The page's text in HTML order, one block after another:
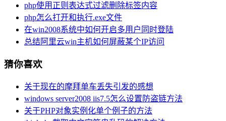
php使用正则表达式过滤删除标签内容
php怎么打开和执行.exe文件
在win2008系统中如何开启多用户同时登陆
总结阿里云win主机如何屏蔽某个IP访问
猜你喜欢
关于现在的摩拜单车丢失引发的感想
windows server2008 iis7.5怎么设置防盗链方法
关于PHP对象实例化单个例子的方法